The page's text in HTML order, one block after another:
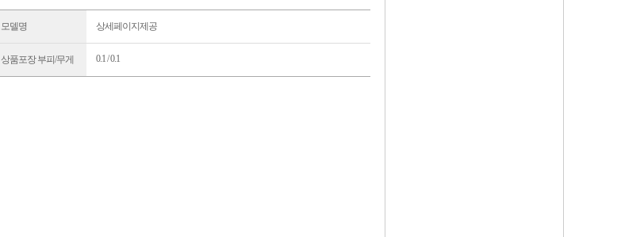
모델명 상세페이지제공
상품포장 부피/무게 0.1 / 0.1